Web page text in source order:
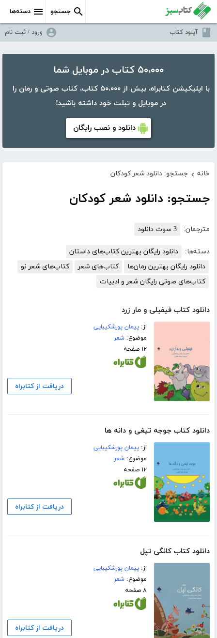
دسته‌ها جستجو
آپلود کتاب ورود / ثبت نام
۵۰،۰۰۰ کتاب در موبایل شما
با اپلیکیشن کتابراه، بیش از ۵۰،۰۰۰ کتاب، کتاب صوتی و رمان را
در موبایل و تبلت خود داشته باشید!
دانلود و نصب رایگان
خانه › جستجو: دانلود شعر کودکان
جستجو: دانلود شعر کودکان
مترجمان: 3 سوت دانلود
دسته‌ها:
دانلود رایگان بهترین کتاب‌های داستان
دانلود رایگان بهترین رمان‌ها
کتاب‌های شعر
کتاب‌های شعر نو
کتاب‌های صوتی رایگان شعر و ادبیات
دانلود کتاب فیفیلی و مار زرد
از:پیمان پورشکیبایی
موضوع:شعر
۱۲ صفحه
دریافت از کتابراه
دانلود کتاب جوجه تیغی و دانه ها
از:پیمان پورشکیبایی
موضوع:شعر
۱۲ صفحه
دریافت از کتابراه
دانلود کتاب کانگی تپل
از:پیمان پورشکیبایی
موضوع:شعر
۸ صفحه
دریافت از کتابراه